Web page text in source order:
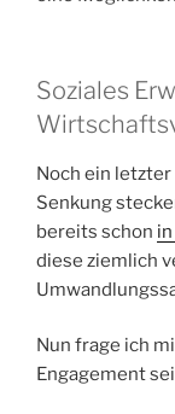
Soziales
Noch ein
Senkung
bereits schon
diese ziemlich
Nun frage ich
Engagement